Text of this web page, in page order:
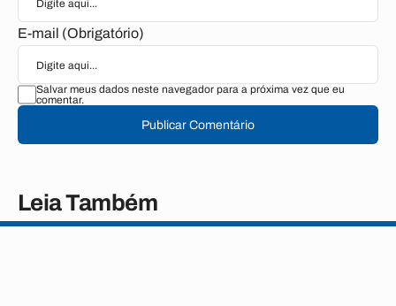
E-mail (Obrigatório)
Salvar meus dados neste navegador para a próxima vez que eu
comentar.
Publicar Comentário
Leia Também